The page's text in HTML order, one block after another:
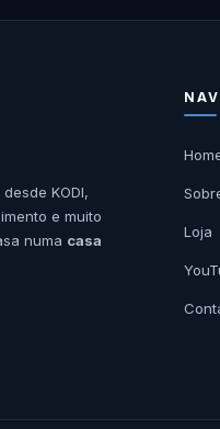
KODI,
e muito
numa casa
Loja